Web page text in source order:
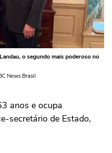
o segundo mais poderoso no
News Brasil
anos e ocupa
secretário de Estado,